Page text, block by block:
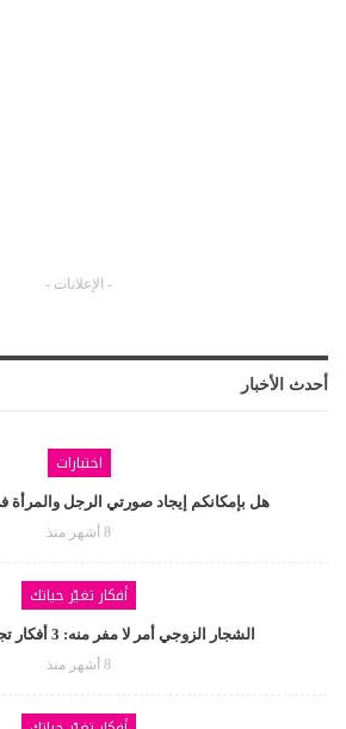
- الإعلانات -
أحدث الأخبار
اختبارات
هل بإمكانكم إيجاد صورتي الرجل والمرأة في
8 أشهر منذ
أفكار تغيّر حياتك
الشجار الزوجي أمر لا مفر منه: 3 أفكار تجعل شجاركما…
8 أشهر منذ